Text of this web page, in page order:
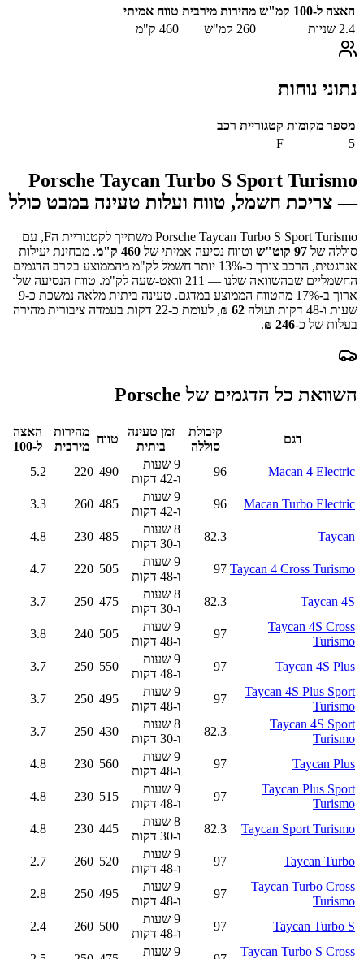
האצה ל-100 קמ"ש מהירות מירבית טווח אמיתי
2.4 שניות 260 קמ"ש 460 ק"מ
נתוני נוחות
מספר מקומות קטגוריית רכב
5
F
Porsche Taycan Turbo S Sport Turismo
— צריכת חשמל, טווח ועלות טעינה במבט כולל
Porsche Taycan Turbo S Sport Turismo משתייך לקטגוריית הF, עם
סוללה של 97 קוט"ש וטווח נסיעה אמיתי של 460 ק"מ. מבחינת יעילות
אנרגטית, הרכב צורך כ-
13 % יותר חשמל לק"מ מהממוצע בקרב הדגמים
החשמליים שבהשוואה שלנו — 211 וואט-שעה לק"מ. טווח הנסיעה שלו
ארוך ב-
17% מהטווח הממוצע במדגם. טעינה ביתית מלאה נמשכת כ-9
שעות ו-48 דקות
ועולה 62
₪, לעומת כ-22 דקות בעמדה ציבורית מהירה
בעלות של כ-246
₪
.
השוואת כל הדגמים של Porsche
דגם
קיבולת
סוללה
זמן טעינה
ביתית
טווח
מהירות
מירבית
האצה
ל-100
Macan 4 Electric
96
9 שעות
ו-42 דקות
490
220
5.2
Macan Turbo Electric
96
9 שעות
ו-42 דקות
485
260
3.3
Taycan
82.3
8 שעות
ו-30 דקות
485
230
4.8
Taycan 4 Cross Turismo
97
9 שעות
ו-48 דקות
505
220
4.7
Taycan 4S
82.3
8 שעות
ו-30 דקות
475
250
3.7
Taycan 4S Cross
Turismo
97
9 שעות
ו-48 דקות
505
240
3.8
Taycan 4S Plus
97
9 שעות
ו-48 דקות
550
250
3.7
Taycan 4S Plus Sport
Turismo
97
9 שעות
ו-48 דקות
495
250
3.7
Taycan 4S Sport
Turismo
82.3
8 שעות
ו-30 דקות
430
250
3.7
Taycan Plus
97
9 שעות
ו-48 דקות
560
230
4.8
Taycan Plus Sport
Turismo
97
9 שעות
ו-48 דקות
515
230
4.8
Taycan Sport Turismo
82.3
8 שעות
ו-30 דקות
445
230
4.8
Taycan Turbo
97
9 שעות
ו-48 דקות
520
260
2.7
Taycan Turbo Cross
Turismo
97
9 שעות
ו-48 דקות
495
250
2.8
Taycan Turbo S
97
9 שעות
ו-48 דקות
500
260
2.4
Taycan Turbo S Cross
9 שעות